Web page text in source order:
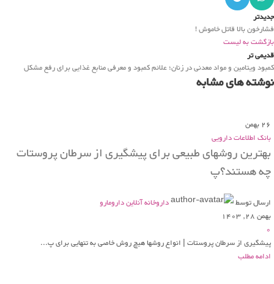
جدیدتر
فشارخون بالا قاتل خاموش !
بازگشت به لیست
قدیمی تر
کمبود ویتامین‌ و مواد معدنی در زنان؛ علائم کمبود و معرفی منابع غذایی برای رفع مشکل
نوشته های مشابه
26بهمن
بانک اطلاعات دارویی
بهترین روشهای طبیعی برای پیشگیری از سرطان پروستات
چه هستند؟پ
ارسال توسط
داروخانه آنلاین دارومارو
بهمن 28, 1403
0
پیشگیری از سرطان پروستات | انواع روشها هیچ روش خاصی به تنهایی برای پ...
ادامه مطلب